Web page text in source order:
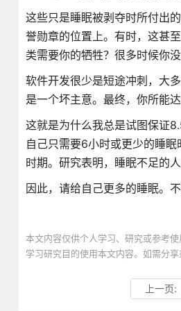
这些只是睡眠被剥夺时所付出
誉勋章的位置上。有时，这甚
类需要你的牺牲？很多时候你
软件开发很少是短途冲刺，大
是一个坏主意。最终，你所能
这就是为什么我总是试图保证
自己只需要6小时或更少的睡
时期。研究表明，睡眠不足的
因此，请给自己更多的睡眠。
本文内容仅供个人学习、研究或参考
学习研究目的使用本文内容。如需分
上一页: